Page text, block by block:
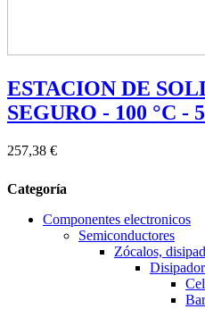
ESTACION DE
SEGURO - 100 °C -
257,38 €
Categoría
Componentes electronicos
Semiconductores
Zócalos,